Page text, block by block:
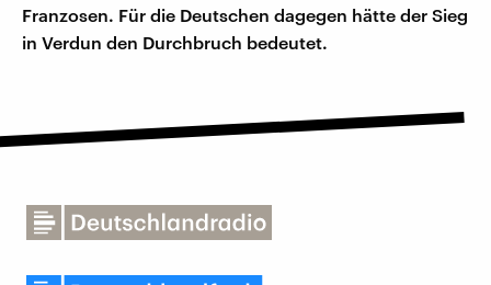
Franzosen. Für die Deutschen dagegen hätte der Sieg
in Verdun den Durchbruch bedeutet.